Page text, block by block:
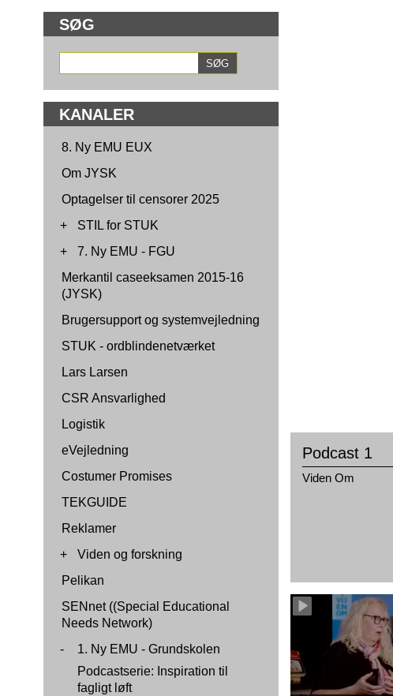
SØG
KANALER
8. Ny EMU EUX
Om JYSK
Optagelser til censorer 2025
+
STIL for STUK
+
7. Ny EMU - FGU
Merkantil caseeksamen 2015-16
(JYSK)
Brugersupport og systemvejledning
STUK - ordblindenetværket
Lars Larsen
CSR Ansvarlighed
Logistik
eVejledning
Costumer Promises
TEKGUIDE
Reklamer
+
Viden og forskning
Pelikan
SENnet ((Special Educational
Needs Network)
-
1. Ny EMU - Grundskolen
Podcastserie: Inspiration til
fagligt løft
Podcast 1
Viden Om